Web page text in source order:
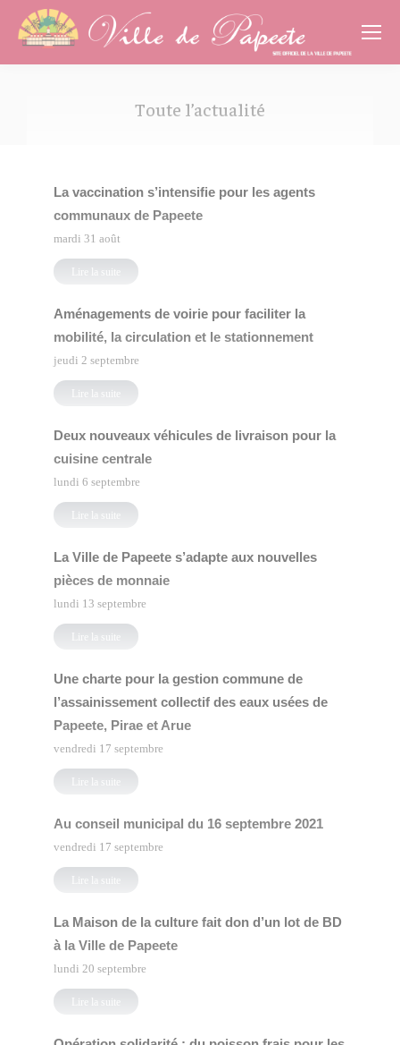
Toute l’actualité
La vaccination s’intensifie pour les agents
communaux de Papeete
mardi 31 août
Lire la suite
Aménagements de voirie pour faciliter la
mobilité, la circulation et le stationnement
jeudi 2 septembre
Lire la suite
Deux nouveaux véhicules de livraison pour la
cuisine centrale
lundi 6 septembre
Lire la suite
La Ville de Papeete s’adapte aux nouvelles
pièces de monnaie
lundi 13 septembre
Lire la suite
Une charte pour la gestion commune de
l’assainissement collectif des eaux usées de
Papeete, Pirae et Arue
vendredi 17 septembre
Lire la suite
Au conseil municipal du 16 septembre 2021
vendredi 17 septembre
Lire la suite
La Maison de la culture fait don d’un lot de BD
à la Ville de Papeete
lundi 20 septembre
Lire la suite
Cookies management panel